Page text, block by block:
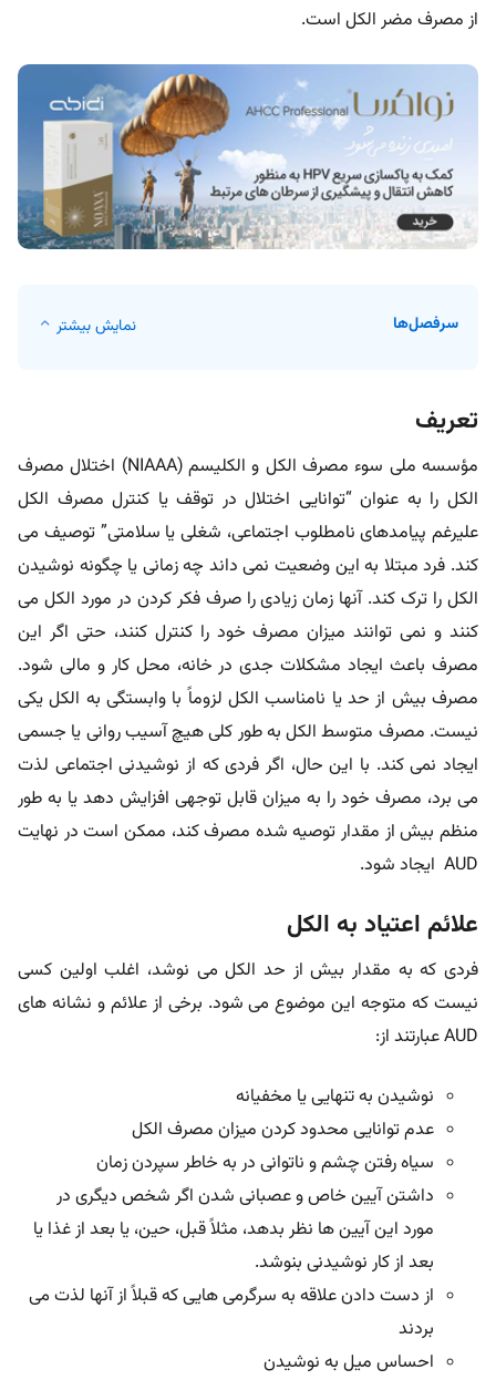
از مصرف مضر الکل است.
سرفصل‌ها نمایش بیشتر
تعریف
مؤسسه ملی سوء مصرف الکل و الکلیسم (NIAAA) اختلال مصرف
الکل را به عنوان “توانایی اختلال در توقف یا کنترل مصرف الکل
علیرغم پیامدهای نامطلوب اجتماعی، شغلی یا سلامتی” توصیف می
کند. فرد مبتلا به این وضعیت نمی داند چه زمانی یا چگونه نوشیدن
الکل را ترک کند. آنها زمان زیادی را صرف فکر کردن در مورد الکل می
کنند و نمی توانند میزان مصرف خود را کنترل کنند، حتی اگر این
مصرف باعث ایجاد مشکلات جدی در خانه، محل کار و مالی شود.
مصرف بیش از حد یا نامناسب الکل لزوماً با وابستگی به الکل یکی
نیست. مصرف متوسط ​​الکل به طور کلی هیچ آسیب روانی یا جسمی
ایجاد نمی کند. با این حال، اگر فردی که از نوشیدنی اجتماعی لذت
می برد، مصرف خود را به میزان قابل توجهی افزایش دهد یا به طور
منظم بیش از مقدار توصیه شده مصرف کند، ممکن است در نهایت
AUD ایجاد شود.
علائم اعتیاد به الکل
فردی که به مقدار بیش از حد الکل می نوشد، اغلب اولین کسی
نیست که متوجه این موضوع می شود. برخی از علائم و نشانه های
AUD عبارتند از:
نوشیدن به تنهایی یا مخفیانه
عدم توانایی محدود کردن میزان مصرف الکل
سیاه رفتن چشم و ناتوانی در به خاطر سپردن زمان
داشتن آیین خاص و عصبانی شدن اگر شخص دیگری در
مورد این آیین ها نظر بدهد، مثلاً قبل، حین، یا بعد از غذا یا
بعد از کار نوشیدنی بنوشد.
از دست دادن علاقه به سرگرمی هایی که قبلاً از آنها لذت می
بردند
احساس میل به نوشیدن